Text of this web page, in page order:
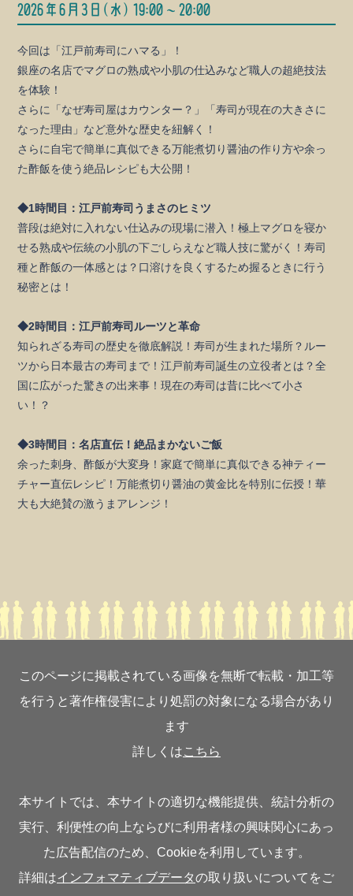
2026年6月3日(水) 19:00～20:00
今回は「江戸前寿司にハマる」！
銀座の名店でマグロの熟成や小肌の仕込みなど職人の超絶技法
を体験！
さらに「なぜ寿司屋はカウンター？」「寿司が現在の大きさに
なった理由」など意外な歴史を紐解く！
さらに自宅で簡単に真似できる万能煮切り醤油の作り方や余っ
た酢飯を使う絶品レシピも大公開！
◆1時間目：江戸前寿司うまさのヒミツ
普段は絶対に入れない仕込みの現場に潜入！極上マグロを寝か
せる熟成や伝統の小肌の下ごしらえなど職人技に驚がく！寿司
種と酢飯の一体感とは？口溶けを良くするため握るときに行う
秘密とは！
◆2時間目：江戸前寿司ルーツと革命
知られざる寿司の歴史を徹底解説！寿司が生まれた場所？ルー
ツから日本最古の寿司まで！江戸前寿司誕生の立役者とは？全
国に広がった驚きの出来事！現在の寿司は昔に比べて小さ
い！？
◆3時間目：名店直伝！絶品まかないご飯
余った刺身、酢飯が大変身！家庭で簡単に真似できる神ティー
チャー直伝レシピ！万能煮切り醤油の黄金比を特別に伝授！華
大も大絶賛の激うまアレンジ！
このページに掲載されている画像を無断で転載・加工等
を行うと著作権侵害により処罰の対象になる場合があり
ます
詳しくはこちら
本サイトでは、本サイトの適切な機能提供、統計分析の
実行、利便性の向上ならびに利用者様の興味関心にあっ
た広告配信のため、Cookieを利用しています。
詳細はインフォマティブデータの取り扱いについてをご